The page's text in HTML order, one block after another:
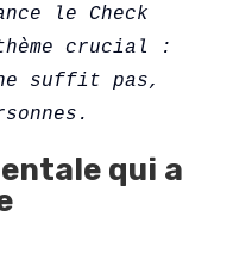
le Check
crucial :
suffit pas,
qui a